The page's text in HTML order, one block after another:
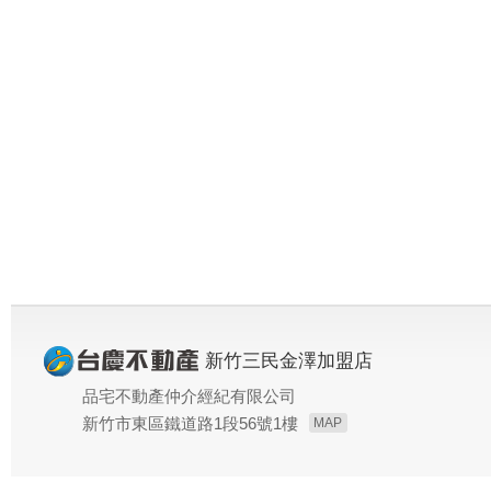
新竹三民金澤加盟店
品宅不動產仲介經紀有限公司
新竹市東區鐵道路1段56號1樓
MAP